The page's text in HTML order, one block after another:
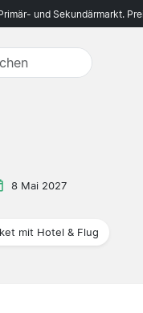
und Sekundärmarkt.
8 Mai 2027
mit Hotel & Flug